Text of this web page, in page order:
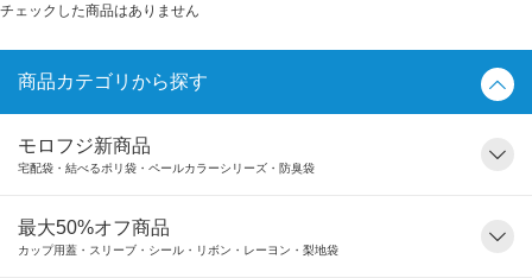
チェックした商品はありません
商品カテゴリから探す
モロフジ新商品
宅配袋・結べるポリ袋・ペールカラーシリーズ・防臭袋
最大50%オフ商品
カップ用蓋・スリーブ・シール・リボン・レーヨン・梨地袋